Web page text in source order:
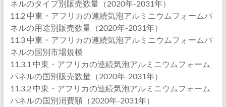
ネルのタイプ別販売数量（2020年-2031年）
11.2 中東・アフリカの連続気泡アルミニウムフォームパ
ネルの用途別販売数量（2020年-2031年）
11.3 中東・アフリカの連続気泡アルミニウムフォームパ
ネルの国別市場規模
11.3.1 中東・アフリカの連続気泡アルミニウムフォーム
パネルの国別販売数量（2020年-2031年）
11.3.2 中東・アフリカの連続気泡アルミニウムフォーム
パネルの国別消費額（2020年-2031年）